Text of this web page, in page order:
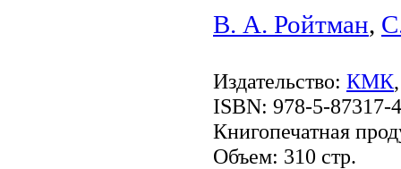
В. А. Ройтман,
Издательство: КМК
ISBN: 978-5-87317-
Книгопечатная
Объем: 310 стр.